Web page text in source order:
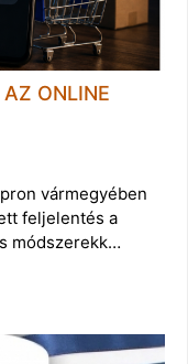
ONLINE
vármegyében
feljelentés a
módszerekk…